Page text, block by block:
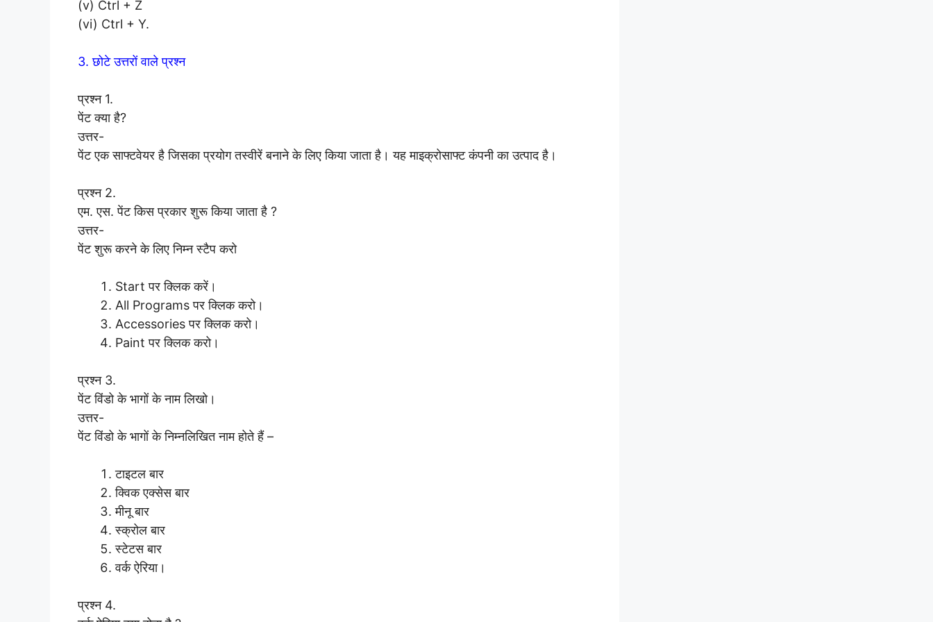
(v) Ctrl + Z
(vi) Ctrl + Y.
3. छोटे उत्तरों वाले प्रश्न
प्रश्न 1.
पेंट क्या है?
उत्तर-
पेंट एक साफ्टवेयर है जिसका प्रयोग तस्वीरें बनाने के लिए किया जाता है। यह माइक्रोसाफ्ट कंपनी का उत्पाद है।
प्रश्न 2.
एम. एस. पेंट किस प्रकार शुरू किया जाता है ?
उत्तर-
पेंट शुरू करने के लिए निम्न स्टैप करो
Start पर क्लिक करें।
All Programs पर क्लिक करो।
Accessories पर क्लिक करो।
Paint पर क्लिक करो।
प्रश्न 3.
पेंट विंडो के भागों के नाम लिखो।
उत्तर-
पेंट विंडो के भागों के निम्नलिखित नाम होते हैं –
टाइटल बार
क्विक एक्सेस बार
मीनू बार
स्क्रोल बार
स्टेटस बार
वर्क ऐरिया।
प्रश्न 4.